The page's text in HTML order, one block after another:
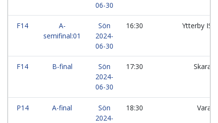
06-30
F14
A-
semifinal:01
Sön
2024-
06-30
16:30 Ytterby
F14 B-final
Sön
2024-
06-30
17:30 Skara
P14 A-final
Sön
2024-
18:30 Vara